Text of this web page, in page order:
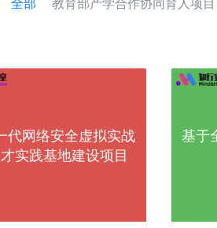
全部 教育部产学合作协同育人项目
代网络安全虚拟实战
实践基地建设项目
基于